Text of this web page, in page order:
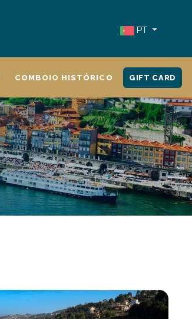
PT
COMBOIO HISTÓRICO GIFT CARD